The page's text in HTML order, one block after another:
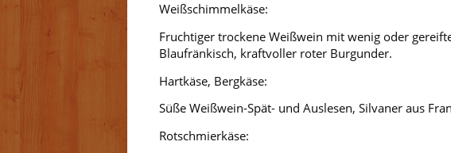
Weißschimmelkäse:
Fruchtiger trockene Weißwein mit wenig oder
Blaufränkisch, kraftvoller roter Burgunder.
Hartkäse, Bergkäse:
Süße Weißwein-Spät- und Auslesen, Silvaner aus
Rotschmierkäse: